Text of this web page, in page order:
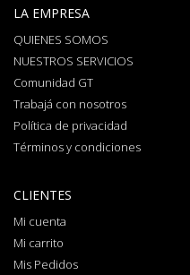
LA EMPRESA
QUIENES SOMOS
NUESTROS SERVICIOS
Comunidad GT
Trabajá con nosotros
Política de privacidad
Términos y condiciones
CLIENTES
Mi cuenta
Mi carrito
Mis Pedidos